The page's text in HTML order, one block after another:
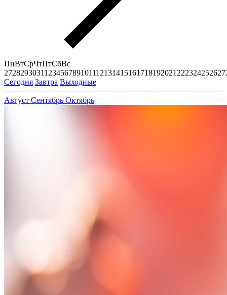
ПнВтСрЧтПтСбВс
27282930311 23456789101112131415161718192021 222324252627
Сегодня Завтра Выходные
Август Сентябрь Октябрь